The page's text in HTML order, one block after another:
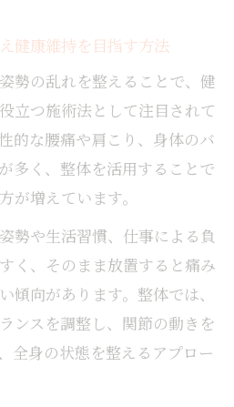
体バランスを整える方法
バランスを整える具体的な
チの組み合わせによる効果
を目指すためのポイント
常ケアがバランス維持に有
セルフケア習慣の取り入れ
有効な整体の活用術
こりを根本から改善するア
健康維持を目指す方法
勢の乱れを整えることで、健
立つ施術法として注目されて
的な腰痛や肩こり、身体のバ
多く、整体を活用することで
が増えています。
勢や生活習慣、仕事による負
く、そのまま放置すると痛み
傾向があります。整体では、
ンスを調整し、関節の動きを
全身の状態を整えるアプロー